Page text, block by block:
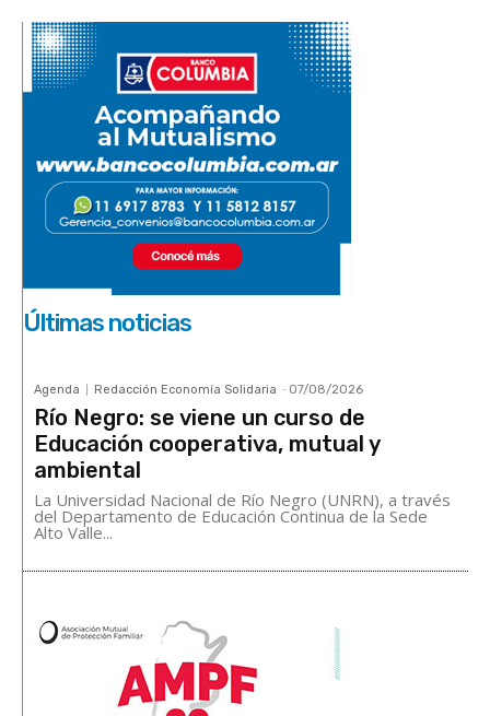
Últimas noticias
Agenda Redacción Economía Solidaria - 07/08/2026
Río Negro: se viene un curso de
Educación cooperativa, mutual y
ambiental
La Universidad Nacional de Río Negro (UNRN), a través
del Departamento de Educación Continua de la Sede
Alto Valle...